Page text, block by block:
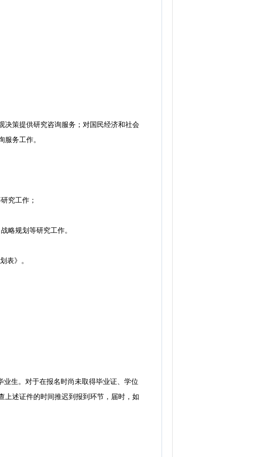
策提供研究咨询服务；对国民经济和社会
务工作。
究工作；
略规划等研究工作。
表》。
生。对于在报名时尚未取得毕业证、学位
上述证件的时间推迟到报到环节，届时，如